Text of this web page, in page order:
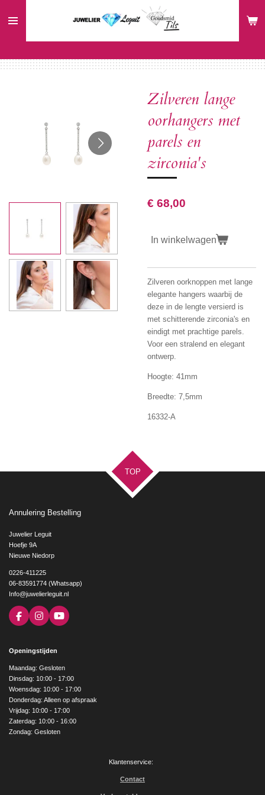
direct
hoofdinhoud
Zilveren lange
oorhangers met
parels en
zirconia's
€ 68,00
In winkelwagen
Zilveren oorknoppen met lange
elegante hangers waarbij de
deze in de lengte versierd is
met schitterende zirconia's en
eindigt met prachtige parels.
Voor een stralend en elegant
ontwerp.
Hoogte: 41mm
Breedte: 7,5mm
16332-A
TOP
Annulering Bestelling
Juwelier Leguit
Hoefje 9A
Nieuwe Niedorp
0226-411225
06-83591774 (Whatsapp)
Info@juwelierleguit.nl
F
a
b
o
k
I
n
a
g
r
a
m
Y
o
e
Openingstijden
Maandag: Gesloten
Dinsdag: 10:00 - 17:00
Woensdag: 10:00 - 17:00
Donderdag: Alleen op afspraak
Vrijdag: 10:00 - 17:00
Zaterdag: 10:00 - 16:00
Zondag: Gesloten
Klantenservice:
Contact